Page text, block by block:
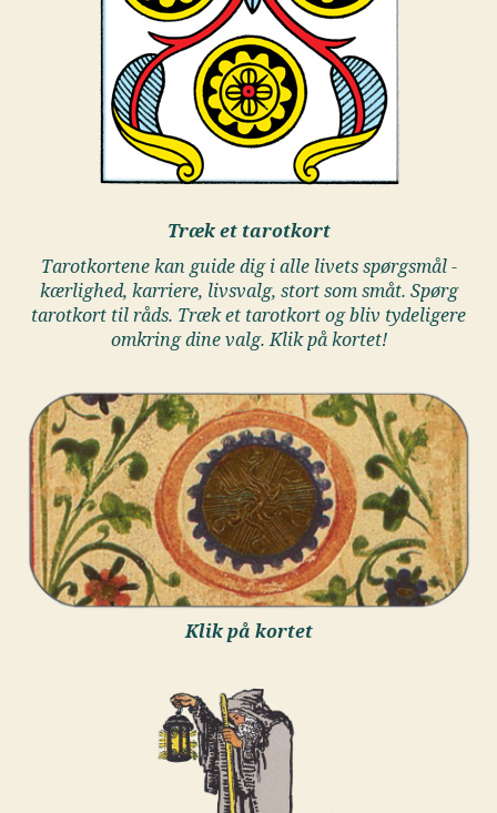
Træk et tarotkort
Tarotkortene kan guide dig i alle livets spørgsmål -
kærlighed, karriere, livsvalg, stort som småt. Spørg
tarotkort til råds. Træk et tarotkort og bliv tydeligere
omkring dine valg. Klik på kortet!
Klik på kortet